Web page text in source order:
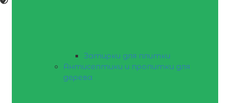
Затирки для плитки
Антисептики и пропитки для
дерева